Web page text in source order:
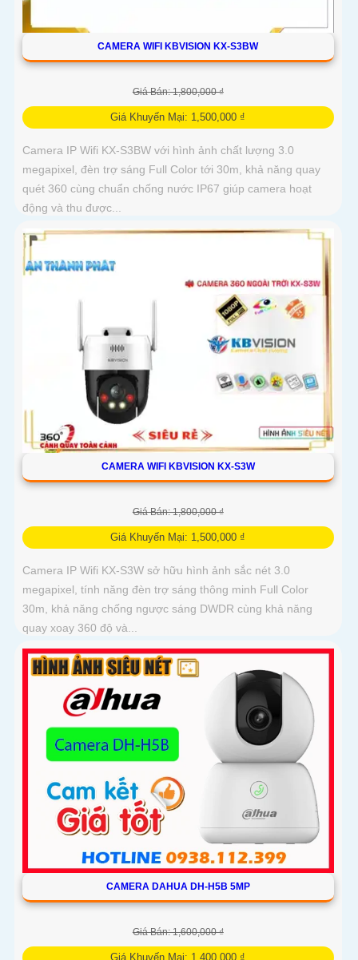
CAMERA WIFI KBVISION KX-S3BW
Giá Bán: 1,800,000 ₫
Giá Khuyến Mại: 1,500,000 ₫
Camera IP Wifi KX-S3BW với hình ảnh chất lượng 3.0
megapixel, đèn trợ sáng Full Color tới 30m, khả năng quay
quét 360 cùng chuẩn chống nước IP67 giúp camera hoạt
động và thu được...
CAMERA WIFI KBVISION KX-S3W
Giá Bán: 1,800,000 ₫
Giá Khuyến Mại: 1,500,000 ₫
Camera IP Wifi KX-S3W sở hữu hình ảnh sắc nét 3.0
megapixel, tính năng đèn trợ sáng thông minh Full Color
30m, khả năng chống ngược sáng DWDR cùng khả năng
quay xoay 360 độ và...
CAMERA DAHUA DH-H5B 5MP
Giá Bán: 1,600,000 ₫
Giá Khuyến Mại: 1,400,000 ₫